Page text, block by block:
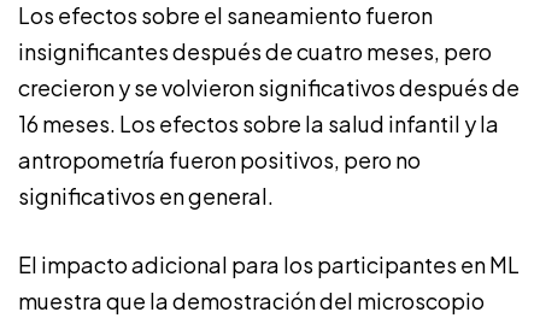
Los efectos sobre el saneamiento fueron
insignificantes después de cuatro meses, pero
crecieron y se volvieron significativos después de
16 meses. Los efectos sobre la salud infantil y la
antropometría fueron positivos, pero no
significativos en general.
El impacto adicional para los participantes en ML
muestra que la demostración del microscopio